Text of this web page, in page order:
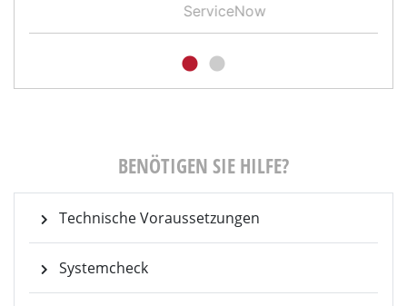
ServiceNow
BENÖTIGEN SIE HILFE?
Technische Voraussetzungen
Systemcheck